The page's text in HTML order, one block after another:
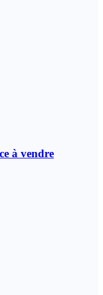
à vendre